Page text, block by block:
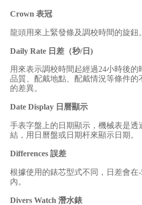
Crown 表冠
龍頭用來上緊發條及調校時間的旋鈕。
Daily Rate 日差（秒/日 )
用來表示調校時間起經過24小時後的
品質、配戴地點、配戴情況等條件的
的差異。
Date Display 日曆顯示
手表字盤上的日期顯示，機械表是透
結，用日曆盤或日期杆來顯示日期。
Differences 誤差
根據使用的錶芯型式不同，日差會在
內。
Divers Watch 潛水錶